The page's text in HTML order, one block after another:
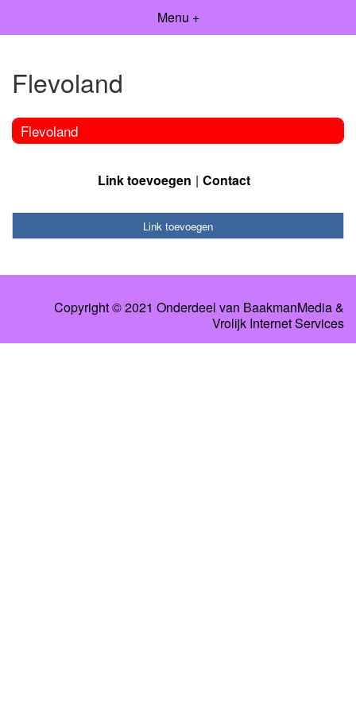
Menu +
Flevoland
Flevoland
Link toevoegen Contact
Link toevoegen
Copyright © 2021 Onderdeel van BaakmanMedia&
Vrolijk Internet Services